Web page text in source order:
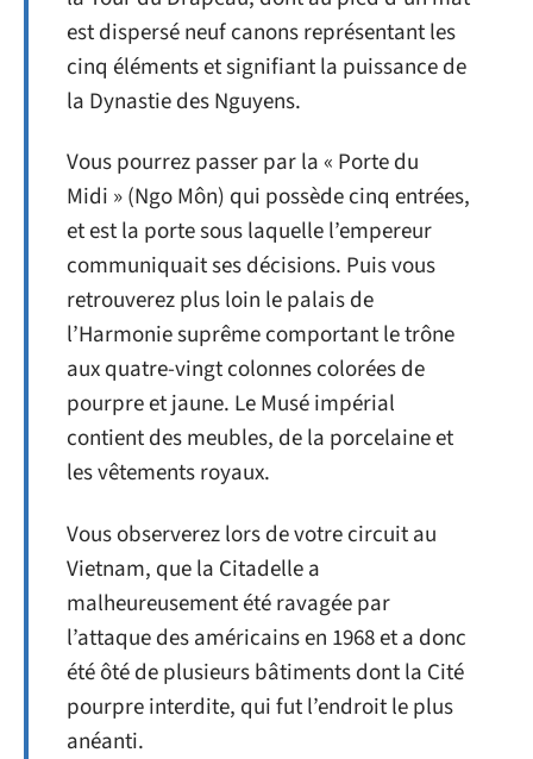
est dispersé neuf canons représentant les
cinq éléments et signifiant la puissance de
la Dynastie des Nguyens.
Vous pourrez passer par la « Porte du
Midi » (Ngo Môn) qui possède cinq entrées,
et est la porte sous laquelle l’empereur
communiquait ses décisions. Puis vous
retrouverez plus loin le palais de
l’Harmonie suprême comportant le trône
aux quatre-vingt colonnes colorées de
pourpre et jaune. Le Musé impérial
contient des meubles, de la porcelaine et
les vêtements royaux.
Vous observerez lors de votre circuit au
Vietnam, que la Citadelle a
malheureusement été ravagée par
l’attaque des américains en 1968 et a donc
été ôté de plusieurs bâtiments dont la Cité
pourpre interdite, qui fut l’endroit le plus
anéanti.